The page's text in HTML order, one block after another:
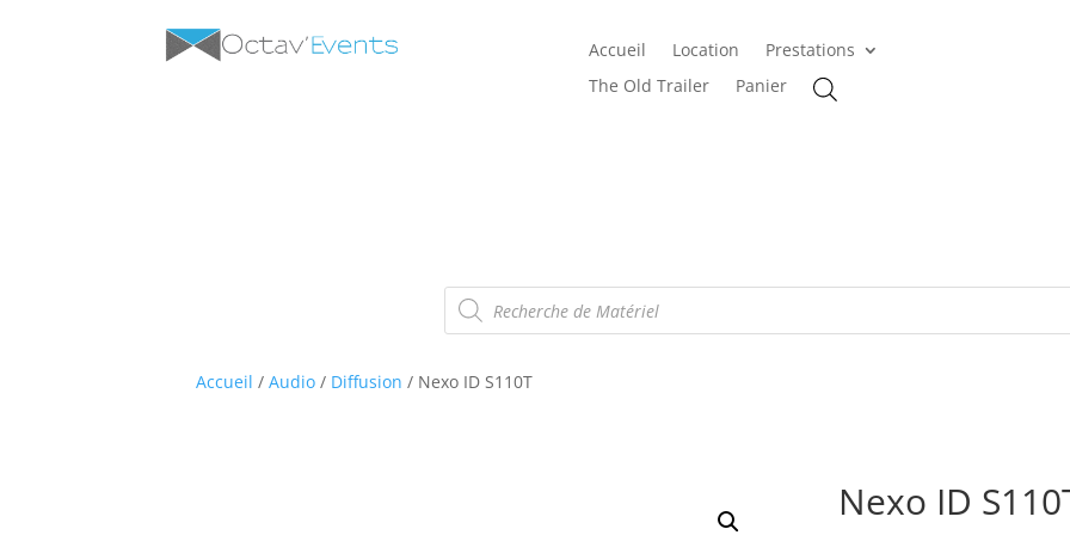
Accueil Location
Prestations
The Old Trailer
Panier
Recherche
de
produits
Accueil /Audio / Diffusion / Nexo ID S110T
Nexo ID